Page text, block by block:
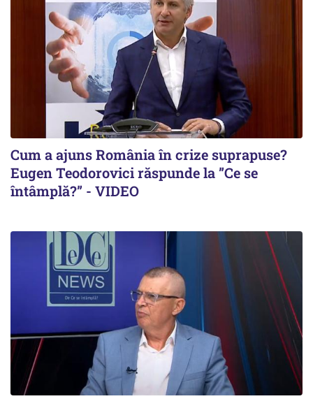
Cum a ajuns România în crize suprapuse?
Eugen Teodorovici răspunde la ”Ce se
întâmplă?” - VIDEO